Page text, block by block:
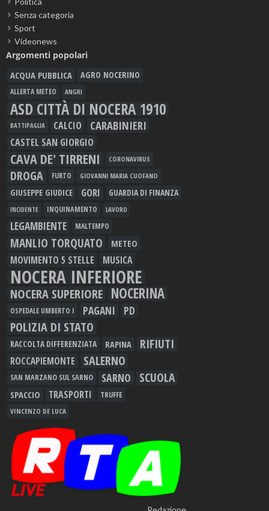
Senza categoria
Sport
Videonews
Argomenti popolari
ACQUA PUBBLICA AGRO NOCERINO
ALLERTA METEO ANGRI
ASD CITTÀ DI NOCERA 1910
BATTIPAGLIA CALCIO CARABINIERI
CASTEL SAN GIORGIO
CAVA DE' TIRRENI CORONAVIRUS
DROGA FURTO GIOVANNI MARIA CUOFANO
GIUSEPPE GIUDICE GORI GUARDIA DI FINANZA
INCIDENTE INQUINAMENTO LAVORO
LEGAMBIENTE MALTEMPO
MANLIO TORQUATO METEO
MOVIMENTO 5 STELLE MUSICA
NOCERA INFERIORE
NOCERA SUPERIORE NOCERINA
OSPEDALE UMBERTO I PAGANI PD
POLIZIA DI STATO
RACCOLTA DIFFERENZIATA RAPINA RIFIUTI
ROCCAPIEMONTE SALERNO
SAN MARZANO SUL SARNO SARNO SCUOLA
SPACCIO TRASPORTI TRUFFE
VINCENZO DE LUCA